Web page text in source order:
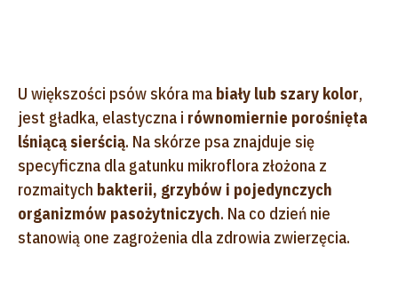
U większości psów skóra ma biały lub szary kolor,
jest gładka, elastyczna i równomiernie porośnięta
lśniącą sierścią. Na skórze psa znajduje się
specyficzna dla gatunku mikroflora złożona z
rozmaitych bakterii, grzybów i pojedynczych
organizmów pasożytniczych. Na co dzień nie
stanowią one zagrożenia dla zdrowia zwierzęcia.